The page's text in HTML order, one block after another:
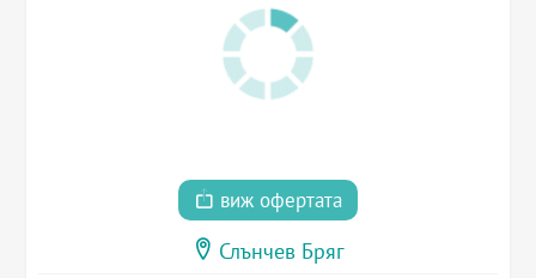
виж офертата
Слънчев Бряг